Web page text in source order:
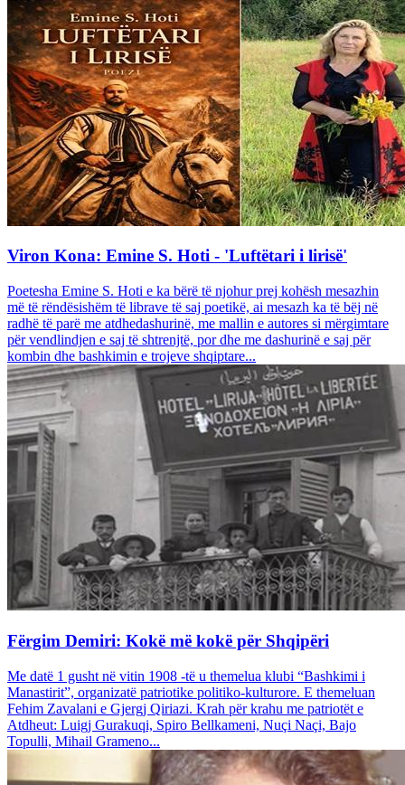
Viron Kona: Emine S. Hoti - 'Luftëtari i lirisë'
Poetesha Emine S. Hoti e ka bërë të njohur prej kohësh mesazhin
më të rëndësishëm të librave të saj poetikë, ai mesazh ka të bëj në
radhë të parë me atdhedashurinë, me mallin e autores si mërgimtare
për vendlindjen e saj të shtrenjtë, por dhe me dashurinë e saj për
kombin dhe bashkimin e trojeve shqiptare...
Fërgim Demiri: Kokë më kokë për Shqipëri
Me datë 1 gusht në vitin 1908 -të u themelua klubi “Bashkimi i
Manastirit”, organizatë patriotike politiko-kulturore. E themeluan
Fehim Zavalani e Gjergj Qiriazi. Krah për krahu me patriotët e
Atdheut: Luigj Gurakuqi, Spiro Bellkameni, Nuçi Naçi, Bajo
Topulli, Mihail Grameno...